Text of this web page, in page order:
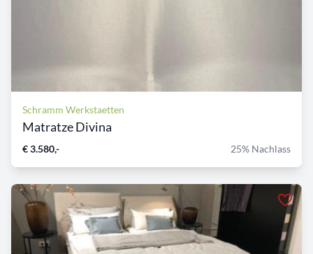
Schramm Werkstaetten
Matratze Divina
€ 3.580,- 25% Nachlass